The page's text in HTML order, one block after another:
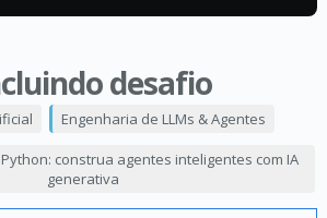
desafio
Engenharia de LLMs & Agentes
construa agentes inteligentes com IA
generativa